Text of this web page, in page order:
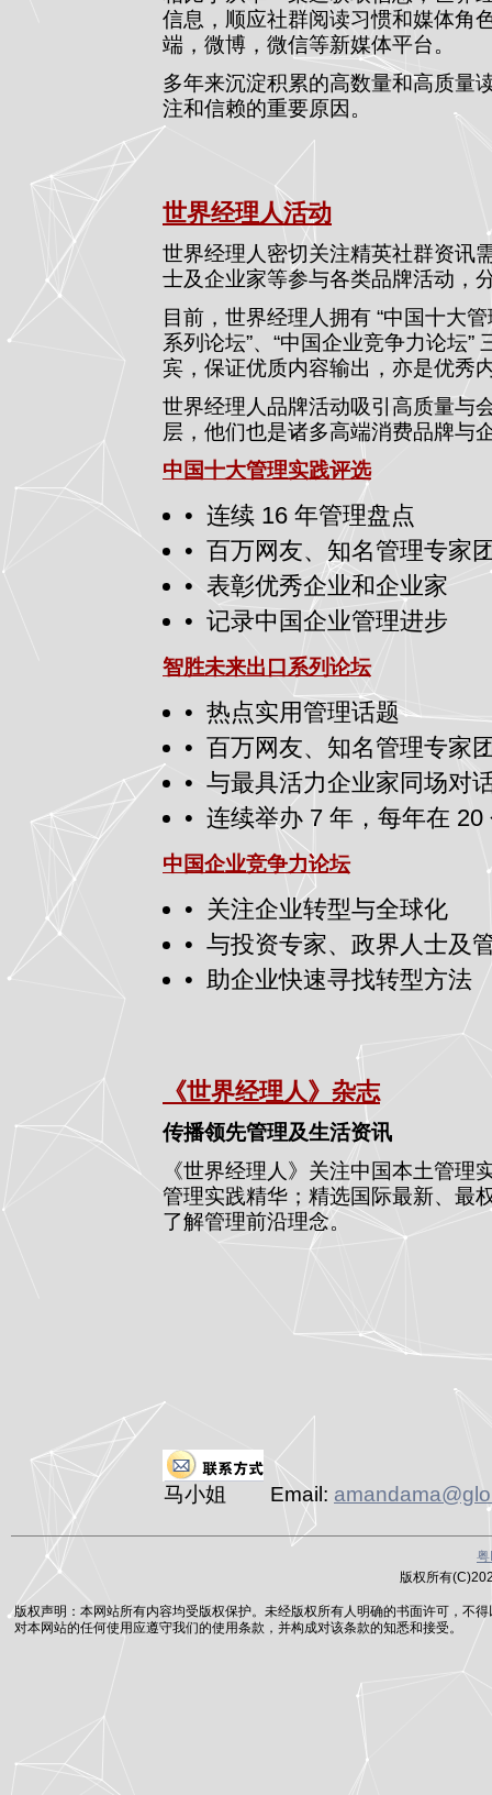
信息，顺应社群阅读习惯和媒体角
端，微博，微信等新媒体平台。
多年来沉淀积累的高数量和高质量
注和信赖的重要原因。
世界经理人活动
世界经理人密切关注精英社群资讯
士及企业家等参与各类品牌活动，
目前，世界经理人拥有 “中国十大
系列论坛”、“中国企业竞争力论坛
宾，保证优质内容输出，亦是优秀
世界经理人品牌活动吸引高质量与
层，他们也是诸多高端消费品牌与
中国十大管理实践评选
• 连续 16 年管理盘点
• 百万网友、知名管理专家
• 表彰优秀企业和企业家
• 记录中国企业管理进步
智胜未来出口系列论坛
• 热点实用管理话题
• 百万网友、知名管理专家
• 与最具活力企业家同场对
• 连续举办 7 年，每年在
中国企业竞争力论坛
• 关注企业转型与全球化
• 与投资专家、政界人士及
• 助企业快速寻找转型方法
《世界经理人》杂志
传播领先管理及生活资讯
《世界经理人》关注中国本土管
管理实践精华；精选国际最新、最
了解管理前沿理念。
马小姐 Email:
版权所有
版权声明：本网站所有内容均受版权保护。未经版权所有人明确的书面许可，不
对本网站的任何使用应遵守我们的使用条款，并构成对该条款的知悉和接受。